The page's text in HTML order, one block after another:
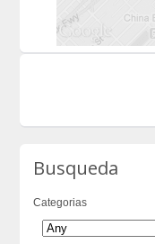
Busqueda
Categorias